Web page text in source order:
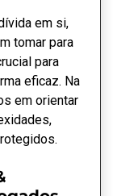
em si,
tomar para
para
eficaz. Na
em orientar